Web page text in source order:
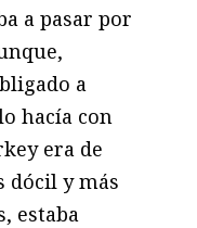
a pasar por
a
hacía con
era de
dócil y más
estaba